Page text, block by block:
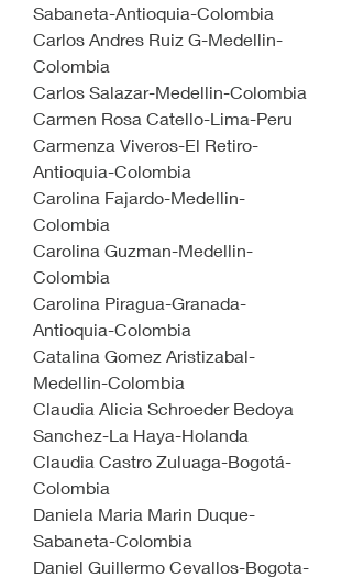
Sabaneta-Antioquia-Colombia
Carlos Andres Ruiz G-Medellin-
Colombia
Carlos Salazar-Medellin-Colombia
Carmen Rosa Catello-Lima-Peru
Carmenza Viveros-El Retiro-
Antioquia-Colombia
Carolina Fajardo-Medellin-
Colombia
Carolina Guzman-Medellin-
Colombia
Carolina Piragua-Granada-
Antioquia-Colombia
Catalina Gomez Aristizabal-
Medellin-Colombia
Claudia Alicia Schroeder Bedoya
Sanchez-La Haya-Holanda
Claudia Castro Zuluaga-Bogotá-
Colombia
Daniela Maria Marin Duque-
Sabaneta-Colombia
Daniel Guillermo Cevallos-Bogota-